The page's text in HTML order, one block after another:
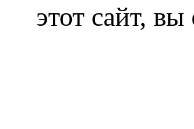
этот сайт,